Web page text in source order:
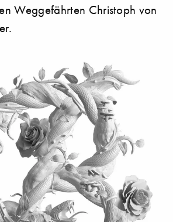
Weggefährten Christoph von